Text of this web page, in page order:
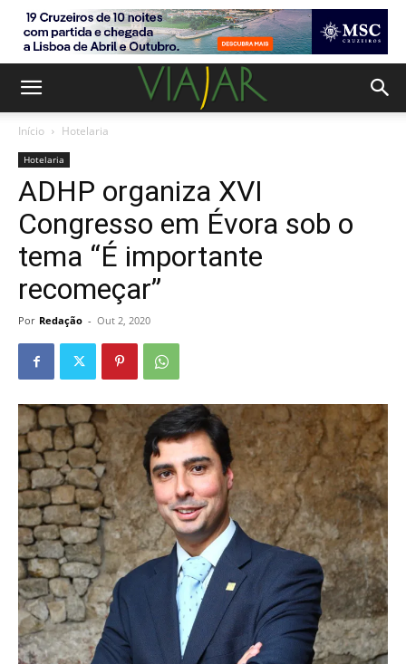
Início Hotelaria
Hotelaria
ADHP organiza XVI
Congresso em Évora sob o
tema “É importante
recomeçar”
Por Redação - Out 2, 2020